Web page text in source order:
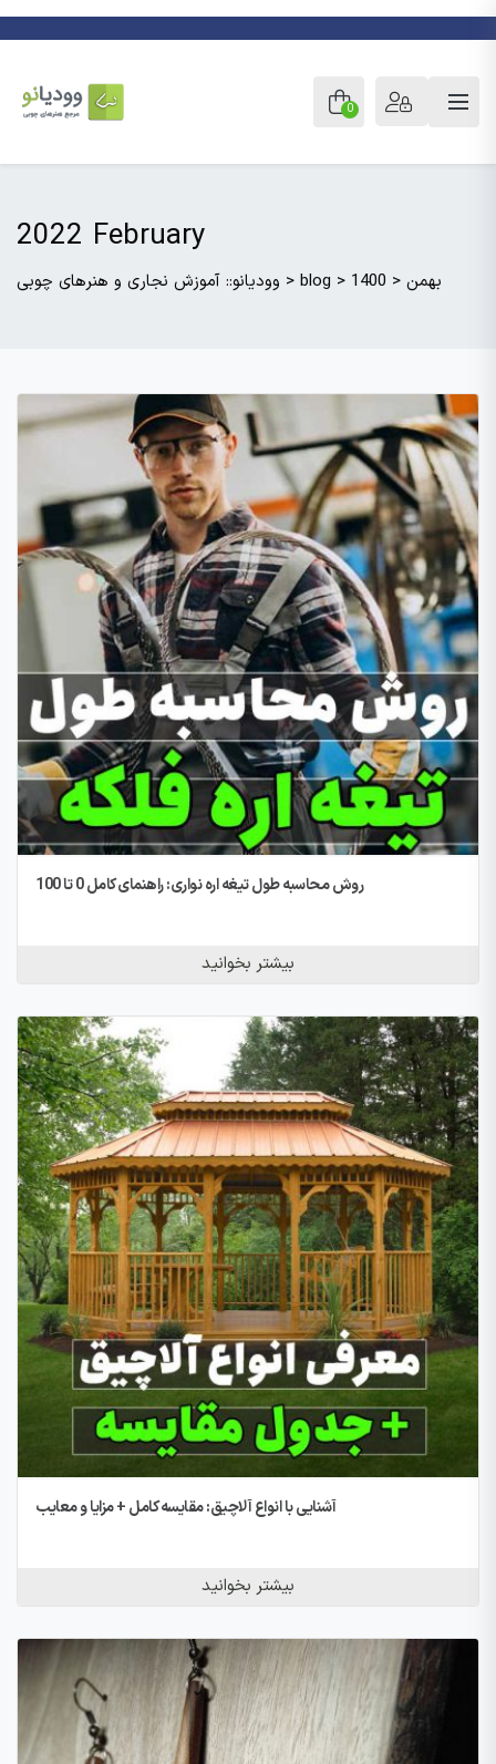
0
2022 February
وودیانو:: آموزش نجاری و هنرهای چوبی > blog > 1400 > بهمن
روش محاسبه طول تیغه اره نواری: راهنمای کامل 0 تا 100
بیشتر بخوانید
آشنایی با انواع آلاچیق: مقایسه کامل + مزایا و معایب
بیشتر بخوانید